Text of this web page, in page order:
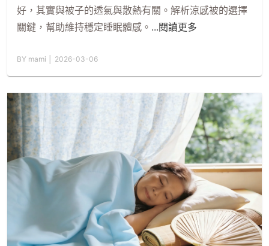
好，其實與被子的透氣與散熱有關。解析涼感被的選擇
關鍵，幫助維持穩定睡眠體感。 ...閱讀更多
BY mami │ 2026-03-06